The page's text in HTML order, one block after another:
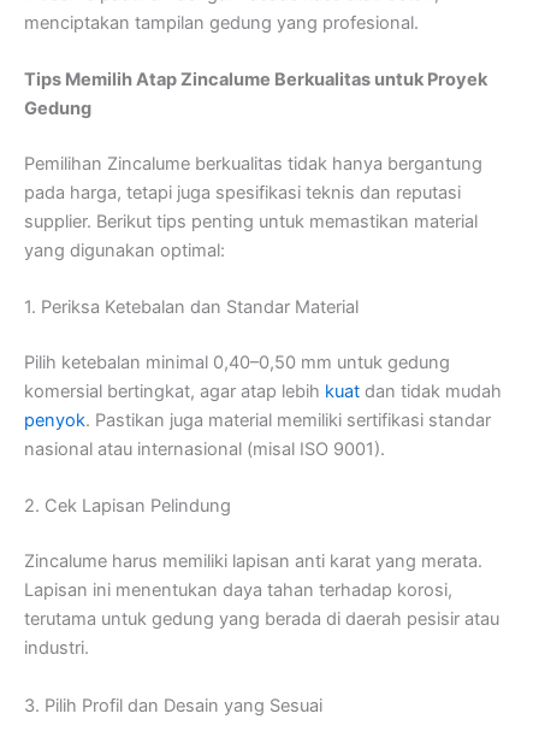
menciptakan tampilan gedung yang profesional.
Tips Memilih Atap Zincalume Berkualitas untuk Proyek
Gedung
Pemilihan Zincalume berkualitas tidak hanya bergantung
pada harga, tetapi juga spesifikasi teknis dan reputasi
supplier. Berikut tips penting untuk memastikan material
yang digunakan optimal:
1. Periksa Ketebalan dan Standar Material
Pilih ketebalan minimal 0,40–0,50 mm untuk gedung
komersial bertingkat, agar atap lebih kuat dan tidak mudah
penyok. Pastikan juga material memiliki sertifikasi standar
nasional atau internasional (misal ISO 9001).
2. Cek Lapisan Pelindung
Zincalume harus memiliki lapisan anti karat yang merata.
Lapisan ini menentukan daya tahan terhadap korosi,
terutama untuk gedung yang berada di daerah pesisir atau
industri.
3. Pilih Profil dan Desain yang Sesuai